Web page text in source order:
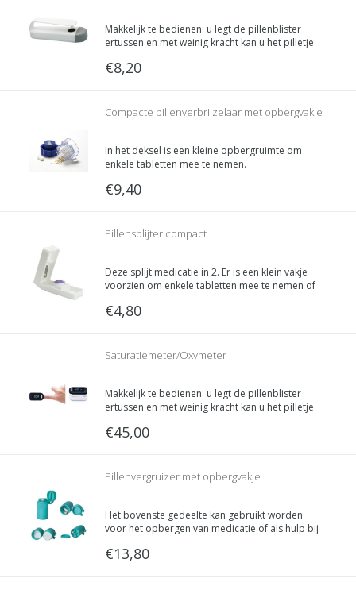
Makkelijk te bedienen: u legt de pillenblister
ertussen en met weinig kracht kan u het pilletje
Vervolgens kan u het pilletje uit het uittrekbare
€8,20
Compacte pillenverbrijzelaar met opbergvakje
In het deksel is een kleine opbergruimte om
enkele tabletten mee te nemen.
Het blauwe schroefdeksel heeft inkepingen voor
€9,40
Pillensplijter compact
Deze splijt medicatie in 2. Er is een klein vakje
voorzien om enkele tabletten mee te nemen of
€4,80
Saturatiemeter/Oxymeter
Makkelijk te bedienen: u legt de pillenblister
ertussen en met weinig kracht kan u het pilletje
Vervolgens kan u het pilletje uit het uittrekbare
€45,00
Pillenvergruizer met opbergvakje
Het bovenste gedeelte kan gebruikt worden
voor het opbergen van medicatie of als hulp bij
Dit hulpmiddel wordt vaak gebruikt bij personen
€13,80